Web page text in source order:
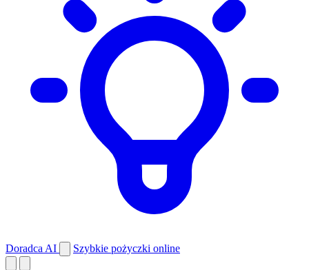
Doradca AI Szybkie pożyczki online